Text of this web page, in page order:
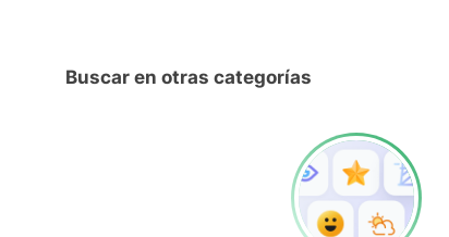
Buscar en otras categorías